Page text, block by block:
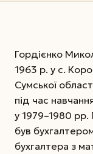
Гордієнко
1963 р. у с.
Сумської
під час
у 1979–1980 рр.
був
бухгалтера з